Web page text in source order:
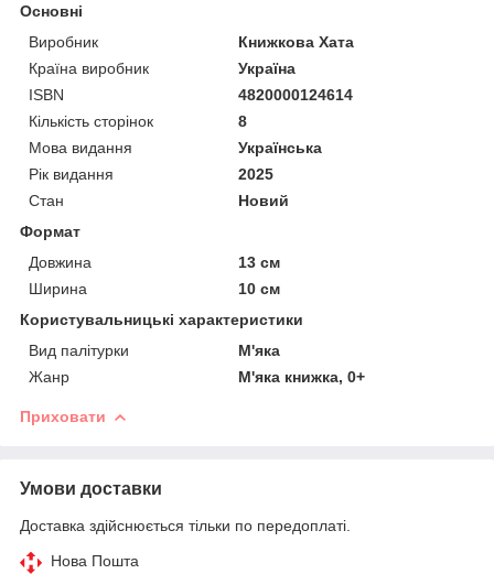
Основні
Виробник
Книжкова Хата
Країна виробник
Україна
ISBN
4820000124614
Кількість сторінок
8
Мова видання
Українська
Рік видання
2025
Стан
Новий
Формат
Довжина
13 см
Ширина
10 см
Користувальницькі характеристики
Вид палітурки
М'яка
Жанр
М'яка книжка, 0+
Приховати
Умови доставки
Доставка здійснюється тільки по передоплаті.
Нова Пошта